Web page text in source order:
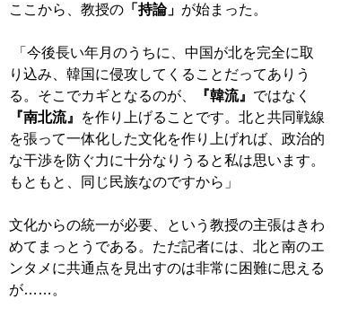
ここから、教授の 「持論」 が始まった。
「今後長い年月のうちに、中国が北を完全に取
り込み、韓国に侵攻してくることだってありう
る。そこでカギとなるのが、
『韓流』 ではなく
『南北流』
を作り上げることです。北と共同戦線
を張って一体化した文化を作り上げれば、政治的
な干渉を防ぐ力に十分なりうると私は思います。
もともと、同じ民族なのですから」
文化からの統一が必要、という教授の主張はきわ
めてまっとうである。ただ記者には、北と南のエ
ンタメに共通点を見出すのは非常に困難に思える
が……。